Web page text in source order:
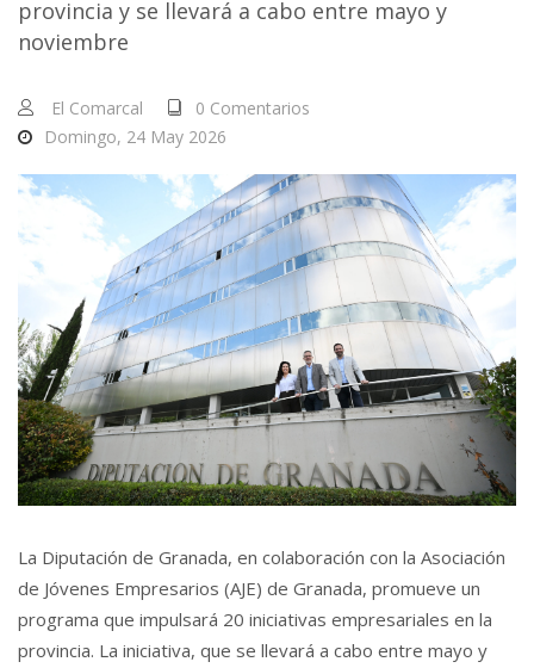
provincia y se llevará a cabo entre mayo y
noviembre
El Comarcal
0 Comentarios
Domingo, 24 May 2026
La Diputación de Granada, en colaboración con la Asociación
de Jóvenes Empresarios (AJE) de Granada, promueve un
programa que impulsará 20 iniciativas empresariales en la
provincia. La iniciativa, que se llevará a cabo entre mayo y